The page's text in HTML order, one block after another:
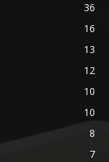
36
16
13
12
10
10
8
7